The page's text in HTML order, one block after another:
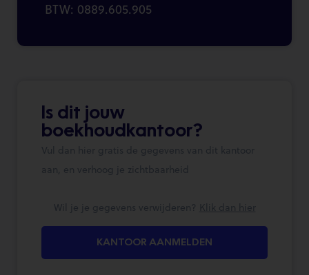
BTW: 0889.605.905
Is dit jouw
boekhoudkantoor?
Vul dan hier gratis de gegevens van dit kantoor
aan, en verhoog je zichtbaarheid
Wil je je gegevens verwijderen? Klik dan hier
KANTOOR AANMELDEN